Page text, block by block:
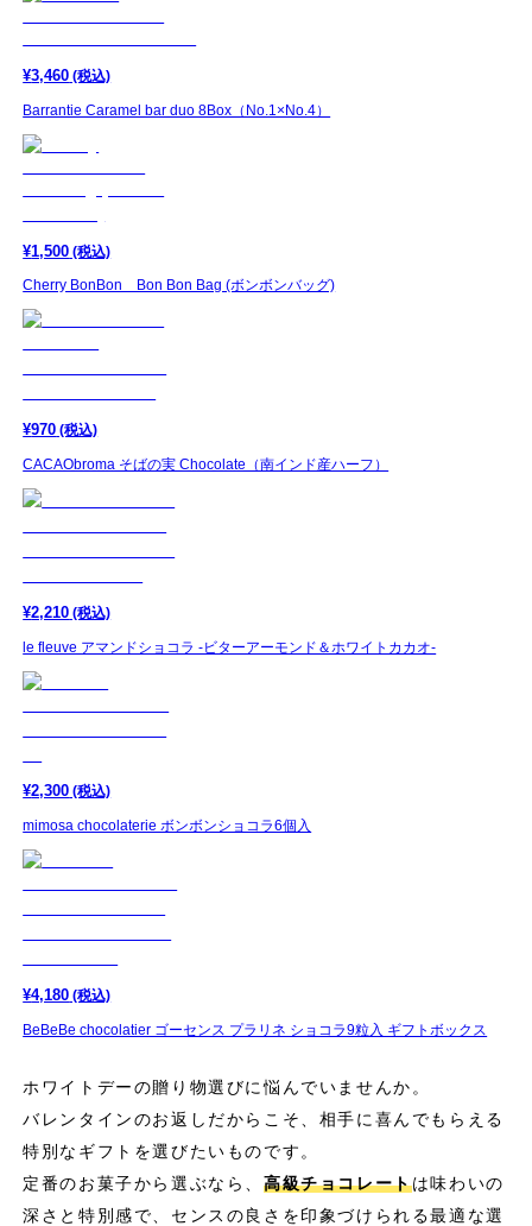
¥3,460 (税込)
Barrantie Caramel bar duo 8Box（No.1×No.4）
¥1,500 (税込)
Cherry BonBon Bon Bon Bag (ボンボンバッグ)
¥970 (税込)
CACAObroma そばの実 Chocolate（南インド産ハーフ）
¥2,210 (税込)
le fleuve アマンドショコラ -ビターアーモンド＆ホワイトカカオ-
¥2,300 (税込)
mimosa chocolaterie ボンボンショコラ6個入
¥4,180 (税込)
BeBeBe chocolatier ゴーセンス プラリネ ショコラ9粒入 ギフトボックス
ホワイトデーの贈り物選びに悩んでいませんか。
バレンタインのお返しだからこそ、相手に喜んでもらえる
特別なギフトを選びたいものです。
定番のお菓子から選ぶなら、 高級チョコレートは味わいの
深さと特別感で、センスの良さを印象づけられる最適な選